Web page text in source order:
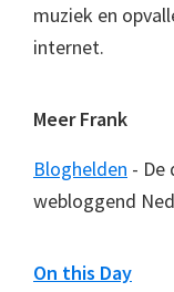
muziek en
internet.
Meer Frank
Bloghelden - De
webloggend
On this Day